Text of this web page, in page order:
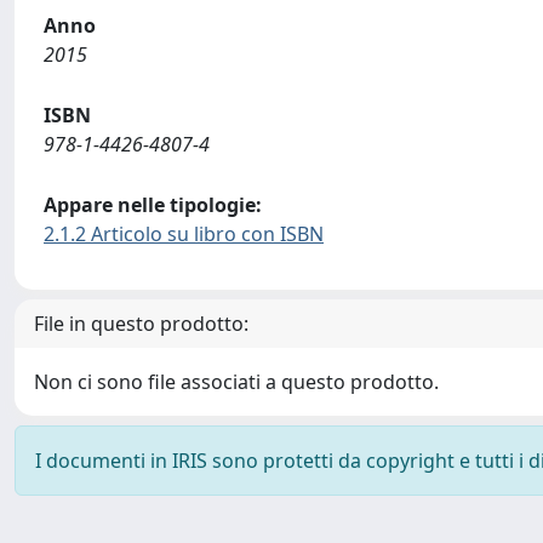
Anno
2015
ISBN
978-1-4426-4807-4
Appare nelle tipologie:
2.1.2 Articolo su libro con ISBN
File in questo prodotto:
Non ci sono file associati a questo prodotto.
I documenti in IRIS sono protetti da copyright e tutti i